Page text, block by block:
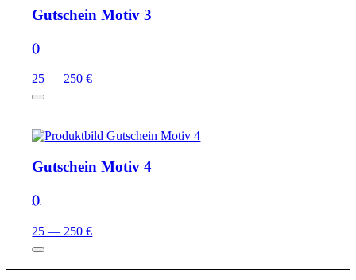
Gutschein Motiv 3
()
25 — 250 €
Gutschein Motiv 4
()
25 — 250 €